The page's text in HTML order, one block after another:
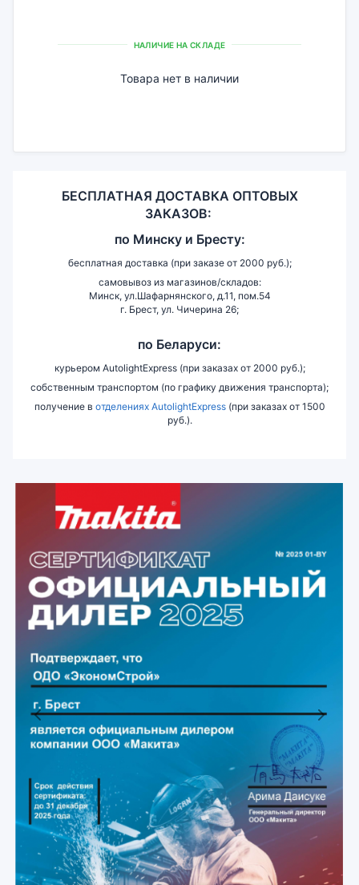
НАЛИЧИЕ НА СКЛАДЕ
Товара нет в наличии
БЕСПЛАТНАЯ ДОСТАВКА ОПТОВЫХ
ЗАКАЗОВ:
по Минску и Бресту:
бесплатная доставка (при заказе от 2000 руб.);
самовывоз из магазинов/складов:
Минск, ул.Шафарнянского, д.11, пом.54
г. Брест, ул. Чичерина 26;
по Беларуси:
курьером AutolightExpress (при заказах от 2000 руб.);
собственным транспортом (по графику движения транспорта);
получение в отделениях AutolightExpress(при заказах от 1500
руб.).
Previous Next